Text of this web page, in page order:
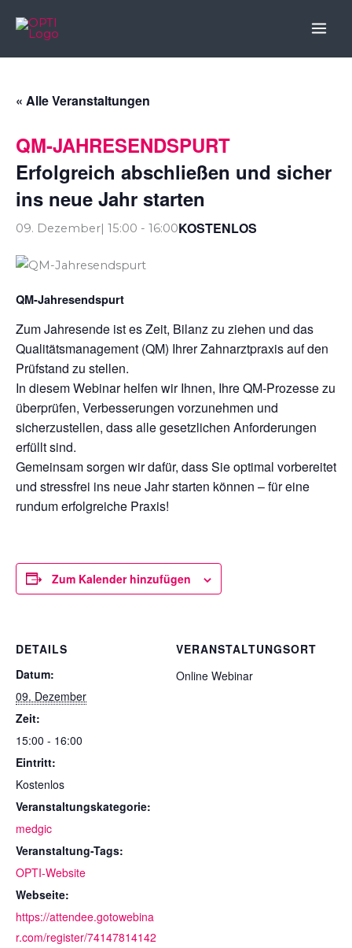
« Alle Veranstaltungen
QM-JAHRESENDSPURT
Erfolgreich abschließen und sicher
ins neue Jahr starten
09. Dezember| 15:00 - 16:00KOSTENLOS
QM-Jahresendspurt
Zum Jahresende ist es Zeit, Bilanz zu ziehen und das
Qualitätsmanagement (QM) Ihrer Zahnarztpraxis auf den
Prüfstand zu stellen.
In diesem Webinar helfen wir Ihnen, Ihre QM-Prozesse zu
überprüfen, Verbesserungen vorzunehmen und
sicherzustellen, dass alle gesetzlichen Anforderungen
erfüllt sind.
Gemeinsam sorgen wir dafür, dass Sie optimal vorbereitet
und stressfrei ins neue Jahr starten können – für eine
rundum erfolgreiche Praxis!
Zum Kalender hinzufügen
DETAILS
Datum:
09. Dezember
Zeit:
15:00 - 16:00
Eintritt:
Kostenlos
Veranstaltungskategorie:
medgic
Veranstaltung-Tags:
OPTI-Website
Webseite:
https://attendee.gotowebina
r.com/register/74147814142
VERANSTALTUNGSORT
Online Webinar